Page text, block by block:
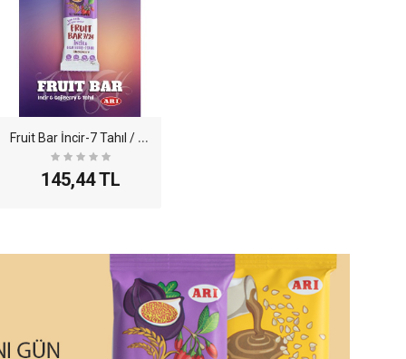
F
ruit Bar İncir-7 Tahıl / Goji Berry 35gr - 12li P..
145,44 TL